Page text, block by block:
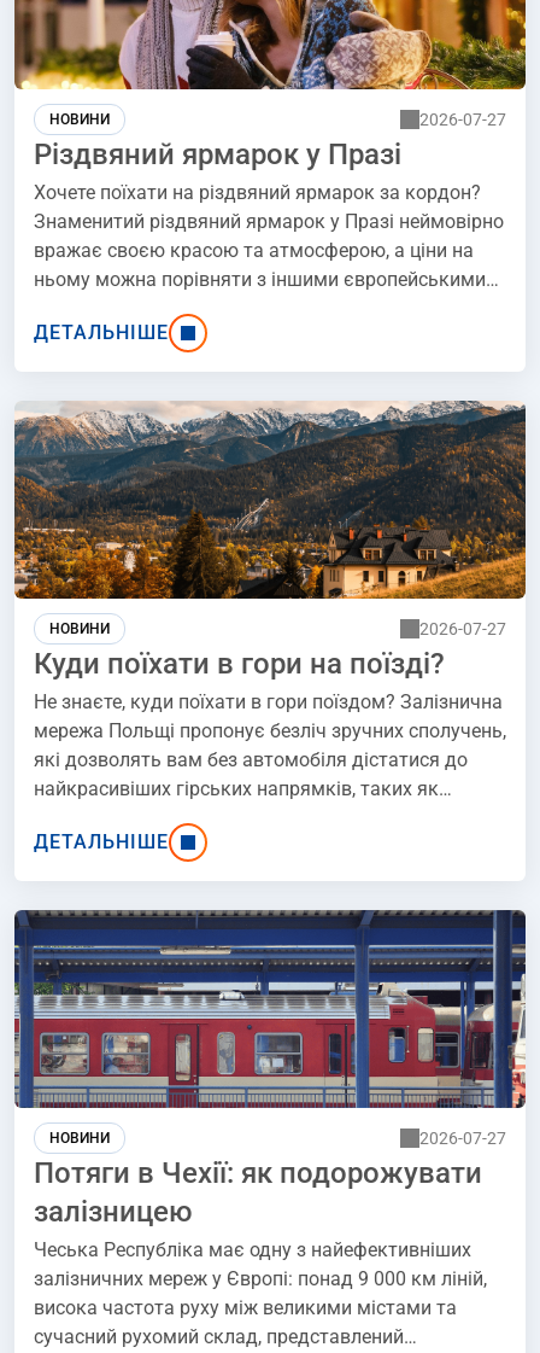
НОВИНИ 2026-07-27
Різдвяний ярмарок у Празі
Хочете поїхати на різдвяний ярмарок за кордон?
Знаменитий різдвяний ярмарок у Празі неймовірно
вражає своєю красою та атмосферою, а ціни на
ньому можна порівняти з іншими європейськими
ринками. Різдвяний ярмарок у Празі
розпочинається 29 листопада і триватиме до 6
січня 2026 року, а різдвяні ятки та атракціони ви
знайдете на Староміській площі. Це подія, яка
приваблює тисячі відвідувачів з усього світу,
пропонуючи незабутні враження, чарівну
атмосферу і можливість дізнатися більше про
різдвяні традиції країни.
ДЕТАЛЬНІШЕ
НОВИНИ 2026-07-27
Куди поїхати в гори на поїзді?
Не знаєте, куди поїхати в гори поїздом? Залізнична
мережа Польщі пропонує безліч зручних сполучень,
які дозволять вам без автомобіля дістатися до
найкрасивіших гірських напрямків, таких як
Закопане, Вісла або Шклярська Поренба. Подорож
поїздом до Татр, Бескидів чи Карконошів є
чудовою альтернативою автомобілю - жодних
заторів, жодних проблем з паркуванням та
можливість милуватися краєвидами по дорозі.
Перегляньте найкращі напрямки і переконайтеся
самі, що подорож поїздом у гори - це комфортний,
дешевий та екологічний спосіб вирушити у гірську
пригоду.
ДЕТАЛЬНІШЕ
НОВИНИ 2026-07-27
Потяги в Чехії: як подорожувати
залізницею
Чеська Республіка має одну з найефективніших
залізничних мереж у Європі: понад 9 000 км ліній,
висока частота руху між великими містами та
сучасний рухомий склад, представлений